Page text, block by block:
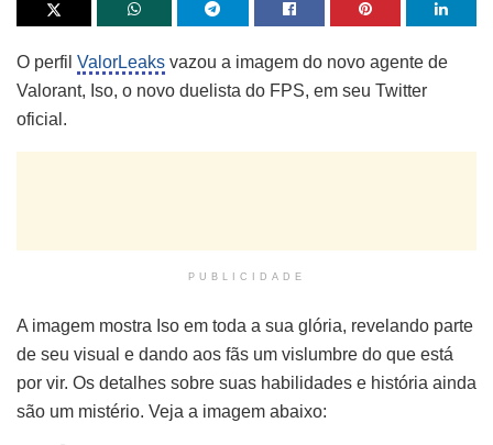
O perfil ValorLeaks vazou a imagem do novo agente de
Valorant, Iso, o novo duelista do FPS, em seu Twitter
oficial.
PUBLICIDADE
A imagem mostra Iso em toda a sua glória, revelando parte
de seu visual e dando aos fãs um vislumbre do que está
por vir. Os detalhes sobre suas habilidades e história ainda
são um mistério. Veja a imagem abaixo: